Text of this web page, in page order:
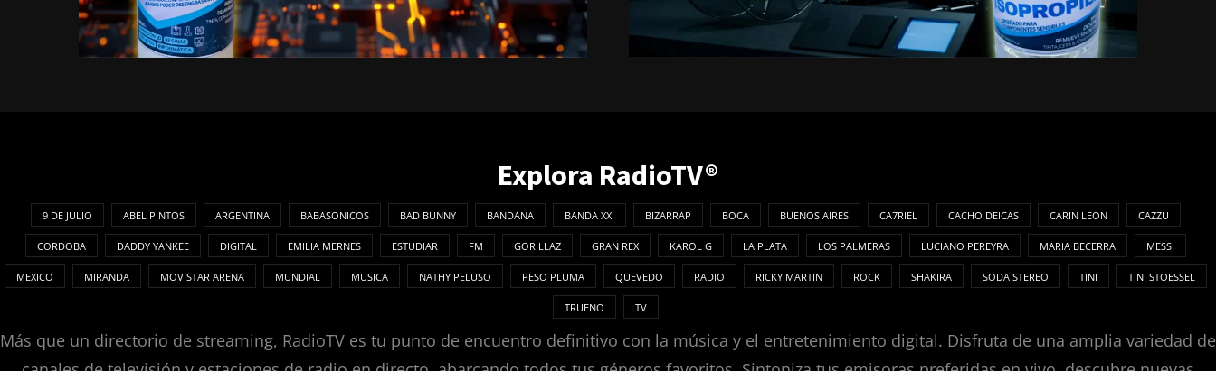
Explora RadioTV®
9 DE JULIO ABEL PINTOS ARGENTINA BABASONICOS BAD BUNNY BANDANA BANDA XXI BIZARRAP BOCA BUENOS AIRES CA7RIEL CACHO DEICAS CARIN LEON CAZZU
CORDOBA DADDY YANKEE DIGITAL EMILIA MERNES ESTUDIAR FM GORILLAZ GRAN REX KAROL G LA PLATA LOS PALMERAS LUCIANO PEREYRA MARIA BECERRA MESSI
MEXICO MIRANDA MOVISTAR ARENA MUNDIAL MUSICA NATHY PELUSO PESO PLUMA QUEVEDO RADIO RICKY MARTIN ROCK SHAKIRA SODA STEREO TINI TINI STOESSEL
TRUENO TV
Más que un directorio de streaming, RadioTV es tu punto de encuentro definitivo con la música y el entretenimiento digital. Disfruta de una amplia variedad de